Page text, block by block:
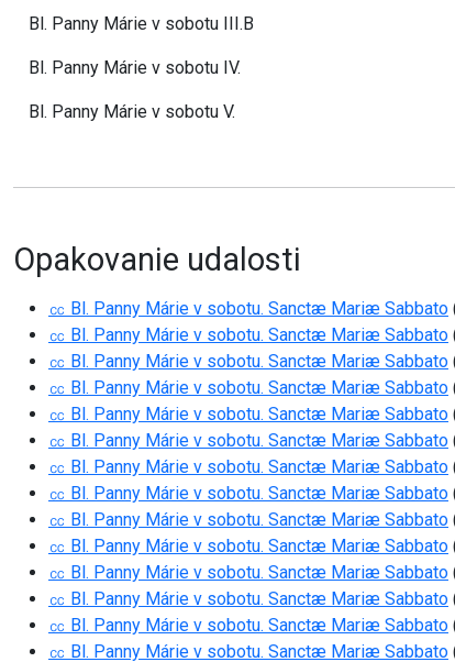
Bl. Panny Márie v sobotu III.B
Bl. Panny Márie v sobotu IV.
Bl. Panny Márie v sobotu V.
Opakovanie udalosti
㏄ Bl. Panny Márie v sobotu. Sanctæ Mariæ Sabbato
㏄ Bl. Panny Márie v sobotu. Sanctæ Mariæ Sabbato
㏄ Bl. Panny Márie v sobotu. Sanctæ Mariæ Sabbato
㏄ Bl. Panny Márie v sobotu. Sanctæ Mariæ Sabbato
㏄ Bl. Panny Márie v sobotu. Sanctæ Mariæ Sabbato
㏄ Bl. Panny Márie v sobotu. Sanctæ Mariæ Sabbato
㏄ Bl. Panny Márie v sobotu. Sanctæ Mariæ Sabbato
㏄ Bl. Panny Márie v sobotu. Sanctæ Mariæ Sabbato
㏄ Bl. Panny Márie v sobotu. Sanctæ Mariæ Sabbato
㏄ Bl. Panny Márie v sobotu. Sanctæ Mariæ Sabbato
㏄ Bl. Panny Márie v sobotu. Sanctæ Mariæ Sabbato
㏄ Bl. Panny Márie v sobotu. Sanctæ Mariæ Sabbato
㏄ Bl. Panny Márie v sobotu. Sanctæ Mariæ Sabbato
㏄ Bl. Panny Márie v sobotu. Sanctæ Mariæ Sabbato